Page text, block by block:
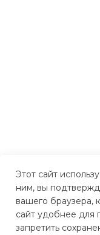
Этот сайт
ним, вы
вашего браузера,
сайт удобнее для
запретить